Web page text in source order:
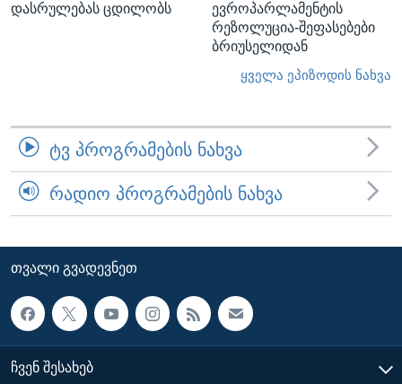
დასრულებას ცდილობს
ევროპარლამენტის
რეზოლუცია-შეფასებები
ბრიუსელიდან
ყველა ეპიზოდის ნახვა
ᲢᲕ ᲞᲠᲝᲒᲠᲐᲛᲔᲑᲘᲡ ᲜᲐᲮᲕᲐ
ᲠᲐᲓᲘᲝ ᲞᲠᲝᲒᲠᲐᲛᲔᲑᲘᲡ ᲜᲐᲮᲕᲐ
ᲗᲕᲐᲚᲘ ᲒᲕᲐᲓᲔᲕᲜᲔᲗ
ᲩᲕᲔᲜ ᲨᲔᲡᲐᲮᲔᲑ